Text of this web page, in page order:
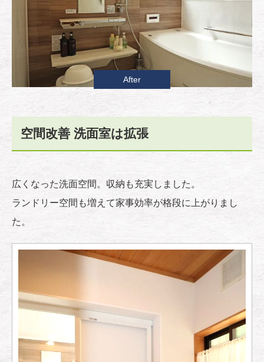
After
空間改善 洗面室は拡張
広くなった洗面空間。収納も充実しました。
ランドリー空間も増えて家事効率が格段に上がりまし
た。